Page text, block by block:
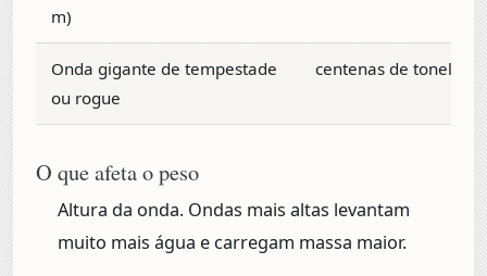
m)
Onda gigante de tempestade
ou rogue
centenas de
O que afeta o peso
Altura da onda. Ondas mais altas levantam
muito mais água e carregam massa maior.